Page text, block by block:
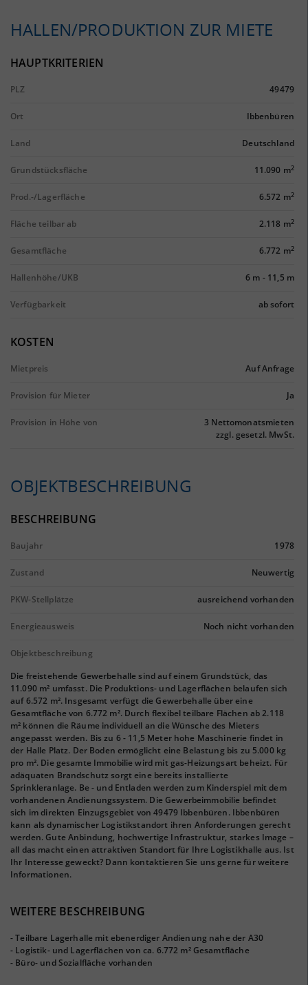
HALLEN/PRODUKTION ZUR MIETE
HAUPTKRITERIEN
PLZ 49479
Ort Ibbenbüren
Land Deutschland
Grundstücksfläche 11.090 m2
Prod.-/Lagerfläche 6.572 m2
Fläche teilbar ab 2.118 m2
Gesamtfläche 6.772 m2
Hallenhöhe/UKB 6 m - 11,5 m
Verfügbarkeit ab sofort
KOSTEN
Mietpreis Auf Anfrage
Provision für Mieter Ja
Provision in Höhe von
3 Nettomonatsmieten
zzgl. gesetzl. MwSt.
OBJEKTBESCHREIBUNG
BESCHREIBUNG
Baujahr 1978
Zustand Neuwertig
PKW-Stellplätze ausreichend vorhanden
Energieausweis Noch nicht vorhanden
Objektbeschreibung
Die freistehende Gewerbehalle sind auf einem Grundstück, das
11.090 m² umfasst. Die Produktions- und Lagerflächen belaufen sich
auf 6.572 m². Insgesamt verfügt die Gewerbehalle über eine
Gesamtfläche von 6.772 m². Durch flexibel teilbare Flächen ab 2.118
m² können die Räume individuell an die Wünsche des Mieters
angepasst werden. Bis zu 6 - 11,5 Meter hohe Maschinerie findet in
der Halle Platz. Der Boden ermöglicht eine Belastung bis zu 5.000 kg
pro m². Die gesamte Immobilie wird mit gas-Heizungsart beheizt. Für
adäquaten Brandschutz sorgt eine bereits installierte
Sprinkleranlage. Be - und Entladen werden zum Kinderspiel mit dem
vorhandenen Andienungssystem. Die Gewerbeimmobilie befindet
sich im direkten Einzugsgebiet von 49479 Ibbenbüren. Ibbenbüren
kann als dynamischer Logistikstandort ihren Anforderungen gerecht
werden. Gute Anbindung, hochwertige Infrastruktur, starkes Image –
all das macht einen attraktiven Standort für Ihre Logistikhalle aus. Ist
Ihr Interesse geweckt? Dann kontaktieren Sie uns gerne für weitere
Informationen.
WEITERE BESCHREIBUNG
- Teilbare Lagerhalle mit ebenerdiger Andienung nahe der A30
- Logistik- und Lagerflächen von ca. 6.772 m² Gesamtfläche
- Büro- und Sozialfläche vorhanden